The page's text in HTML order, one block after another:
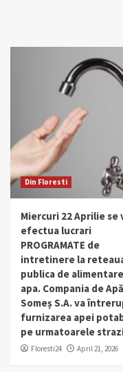
Din Floresti
Miercuri 22 Aprilie se
efectua lucrari
PROGRAMATE de
intretinere la
publica de
apa. Compania de Apă
Someș S.A. va
furnizarea apei
pe urmatoarele
Floresti24 April 21, 2026